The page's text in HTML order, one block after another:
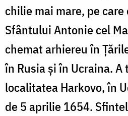
chilie mai mare, pe
Sfântului Antonie cel
chemat arhiereu în
în Rusia şi în Ucraina.
localitatea Harkovo, în
de 5 aprilie 1654.